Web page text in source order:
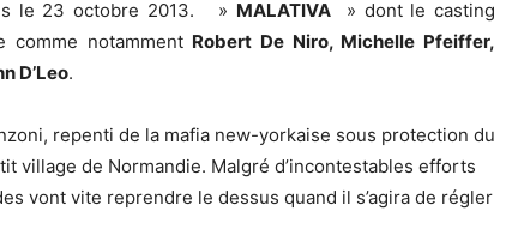
le 23 octobre 2013. » MALATIVA» dont le casting
comme notamment Robert De Niro, Michelle Pfeiffer,
D’Leo.
repenti de la mafia new-yorkaise sous protection du
village de Normandie. Malgré d’incontestables efforts
vont vite reprendre le dessus quand il s’agira de régler